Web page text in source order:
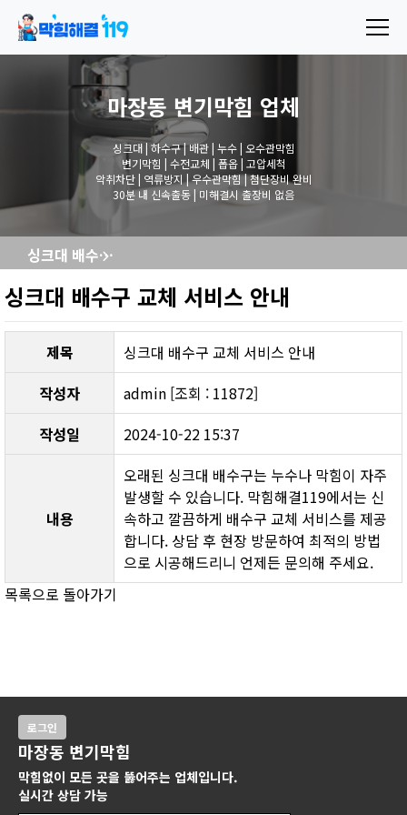
마장동 변기막힘 업체
싱크대 | 하수구 | 배관 | 누수 | 오수관막힘
변기막힘 | 수전교체 | 폽옵 | 고압세척
악취차단 | 역류방지 | 우수관막힘 | 첨단장비 완비
30분 내 신속출동 | 미해결시 출장비 없음
싱크대 배수구 교체 서비스 안내
싱크대 배수구 교체 서비스 안내
제목
싱크대 배수구 교체 서비스 안내
작성자
admin [조회 : 11872]
작성일
2024-10-22 15:37
내용
오래된 싱크대 배수구는 누수나 막힘이 자주
발생할 수 있습니다. 막힘해결119에서는 신
속하고 깔끔하게 배수구 교체 서비스를 제공
합니다. 상담 후 현장 방문하여 최적의 방법
으로 시공해드리니 언제든 문의해 주세요.
목록으로 돌아가기
로그인
마장동 변기막힘
막힘없이 모든 곳을 뚫어주는 업체입니다.
실시간 상담 가능